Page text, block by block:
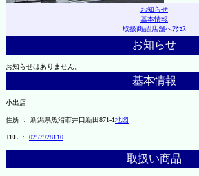
お知らせ
基本情報
取扱商品|店舗へｱｸｾｽ
お知らせ
お知らせはありません。
基本情報
小出店
住所 ： 新潟県魚沼市井口新田871-1地図
TEL ： 0257928110
取扱い商品